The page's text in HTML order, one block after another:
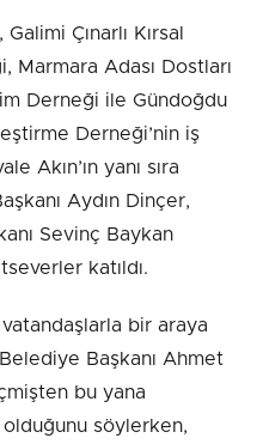
Çınarlı Kırsal
Marmara Adası Dostları
Derneği ile Gündoğdu
Derneği’nin iş
Akın’ın yanı sıra
Aydın Dinçer,
Sevinç Baykan
katıldı.
bir araya
Başkanı Ahmet
bu yana
olduğunu söylerken,